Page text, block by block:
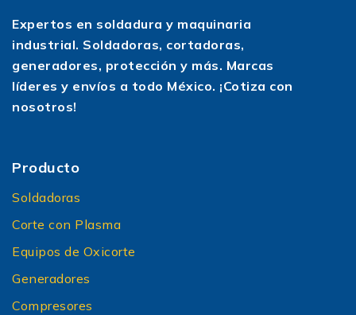
Expertos en soldadura y maquinaria
industrial. Soldadoras, cortadoras,
generadores, protección y más. Marcas
líderes y envíos a todo México. ¡Cotiza con
nosotros!
Producto
Soldadoras
Corte con Plasma
Equipos de Oxicorte
Generadores
Compresores